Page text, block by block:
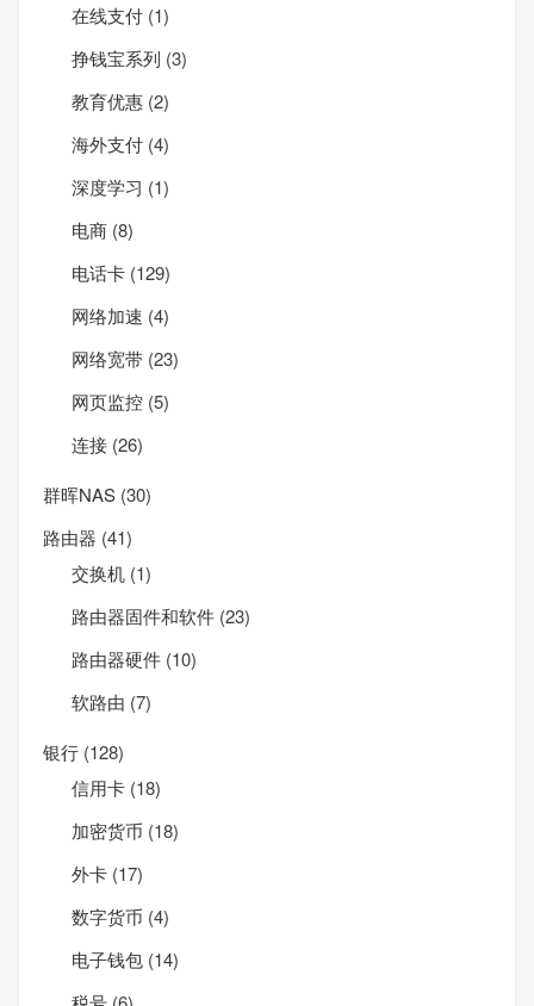
在线支付 (1)
挣钱宝系列 (3)
教育优惠 (2)
海外支付 (4)
深度学习 (1)
电商 (8)
电话卡 (129)
网络加速 (4)
网络宽带 (23)
网页监控 (5)
连接 (26)
群晖NAS (30)
路由器 (41)
交换机 (1)
路由器固件和软件 (23)
路由器硬件 (10)
软路由 (7)
银行 (128)
信用卡 (18)
加密货币 (18)
外卡 (17)
数字货币 (4)
电子钱包 (14)